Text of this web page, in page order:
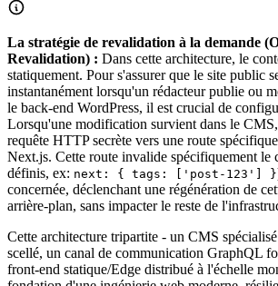
La stratégie de revalidation à la demande
Revalidation) : Dans cette architecture, le
statiquement. Pour s'assurer que le site public
instantanément lorsqu'un rédacteur publie ou
le back-end WordPress, il est crucial de
Lorsqu'une modification survient dans le
requête HTTP secrète vers une route
Next.js. Cette route invalide spécifiquement le
définis, ex: next: { tags: ['post-123'] }
concernée, déclenchant une régénération de
arrière-plan, sans impacter le reste de
Cette architecture tripartite - un CMS
scellé, un canal de communication GraphQL
front-end statique/Edge distribué à l'échelle